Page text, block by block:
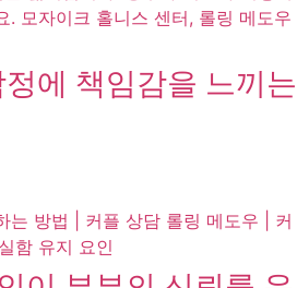
에 책임감을 느끼는